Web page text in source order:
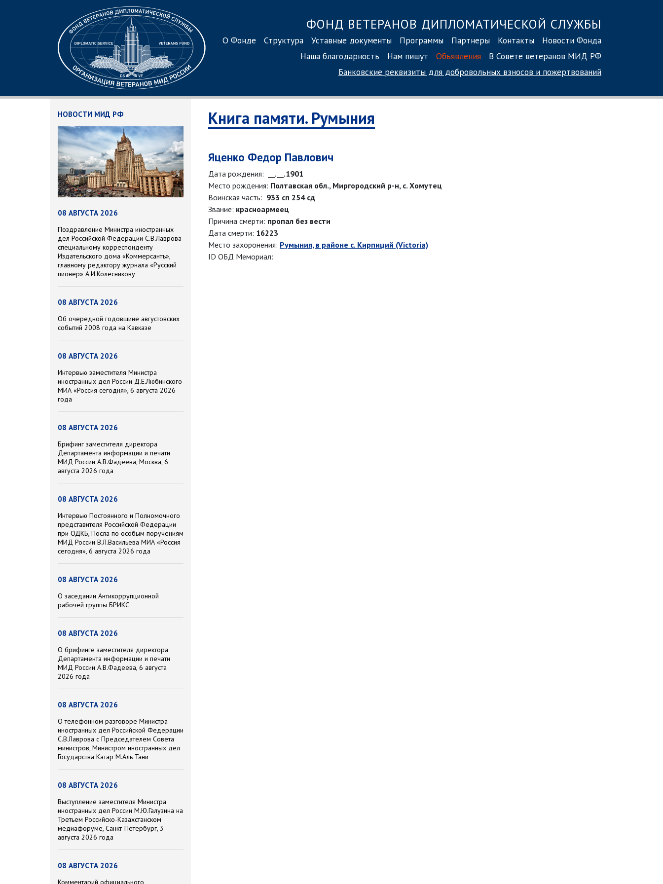
ФОНД ВЕТЕРАНОВ ДИПЛОМАТИЧЕСКОЙ СЛУЖБЫ
О Фонде Структура Уставные документы Программы Партнеры Контакты
Новости Фонда
Наша благодарность
Нам пишут Объявления
В Совете ветеранов МИД РФ
Банковские реквизиты для добровольных взносов и пожертвований
НОВОСТИ МИД РФ
08 АВГУСТА 2026
Поздравление Министра иностранных
дел Российской Федерации С.В.Лаврова
специальному корреспонденту
Издательского дома «Коммерсантъ»,
главному редактору журнала «Русский
пионер» А.И.Колесникову
08 АВГУСТА 2026
Об очередной годовщине августовских
событий 2008 года на Кавказе
08 АВГУСТА 2026
Интервью заместителя Министра
иностранных дел России Д.Е.Любинского
МИА «Россия сегодня», 6 августа 2026
года
08 АВГУСТА 2026
Брифинг заместителя директора
Департамента информации и печати
МИД России А.В.Фадеева, Москва, 6
августа 2026 года
08 АВГУСТА 2026
Интервью Постоянного и Полномочного
представителя Российской Федерации
при ОДКБ, Посла по особым поручениям
МИД России В.Л.Васильева МИА «Россия
сегодня», 6 августа 2026 года
08 АВГУСТА 2026
О заседании Антикоррупционной
рабочей группы БРИКС
08 АВГУСТА 2026
О брифинге заместителя директора
Департамента информации и печати
МИД России А.В.Фадеева, 6 августа
2026 года
08 АВГУСТА 2026
О телефонном разговоре Министра
иностранных дел Российской Федерации
С.В.Лаврова с Председателем Совета
министров, Министром иностранных дел
Государства Катар М.Аль Тани
08 АВГУСТА 2026
Выступление заместителя Министра
иностранных дел России М.Ю.Галузина на
Третьем Российско-Казахстанском
медиафоруме, Санкт-Петербург, 3
августа 2026 года
08 АВГУСТА 2026
Комментарий официального
Книга памяти. Румыния
Яценко Федор Павлович
Дата рождения:
__.__.1901
Место рождения: Полтавская обл., Миргородский р-н, с. Хомутец
Воинская часть: 933 сп 254 сд
Звание: красноармеец
Причина смерти: пропал без вести
Дата смерти: 16223
Место захоронения: Румыния, в районе с. Кирпиций (Victoria)
ID ОБД Мемориал: